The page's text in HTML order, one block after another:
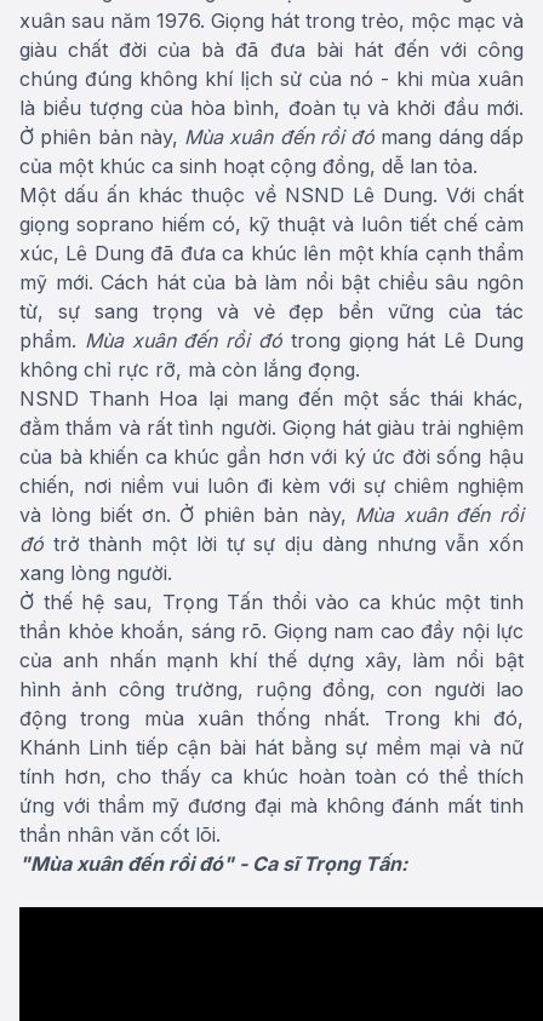
xuân sau năm 1976. Giọng hát trong trẻo, mộc mạc và
giàu chất đời của bà đã đưa bài hát đến với công
chúng đúng không khí lịch sử của nó - khi mùa xuân
là biểu tượng của hòa bình, đoàn tụ và khởi đầu mới.
Ở phiên bản này, Mùa xuân đến rồi đó mang dáng dấp
của một khúc ca sinh hoạt cộng đồng, dễ lan tỏa.
Một dấu ấn khác thuộc về NSND Lê Dung. Với chất
giọng soprano hiếm có, kỹ thuật và luôn tiết chế cảm
xúc, Lê Dung đã đưa ca khúc lên một khía cạnh thẩm
mỹ mới. Cách hát của bà làm nổi bật chiều sâu ngôn
từ, sự sang trọng và vẻ đẹp bền vững của tác
phẩm. Mùa xuân đến rồi đó trong giọng hát Lê Dung
không chỉ rực rỡ, mà còn lắng đọng.
NSND Thanh Hoa lại mang đến một sắc thái khác,
đằm thắm và rất tình người. Giọng hát giàu trải nghiệm
của bà khiến ca khúc gần hơn với ký ức đời sống hậu
chiến, nơi niềm vui luôn đi kèm với sự chiêm nghiệm
và lòng biết ơn. Ở phiên bản này, Mùa xuân đến rồi
đó trở thành một lời tự sự dịu dàng nhưng vẫn xốn
xang lòng người.
Ở thế hệ sau, Trọng Tấn thổi vào ca khúc một tinh
thần khỏe khoắn, sáng rõ. Giọng nam cao đầy nội lực
của anh nhấn mạnh khí thế dựng xây, làm nổi bật
hình ảnh công trường, ruộng đồng, con người lao
động trong mùa xuân thống nhất. Trong khi đó,
Khánh Linh tiếp cận bài hát bằng sự mềm mại và nữ
tính hơn, cho thấy ca khúc hoàn toàn có thể thích
ứng với thẩm mỹ đương đại mà không đánh mất tinh
thần nhân văn cốt lõi.
"Mùa xuân đến rồi đó" - Ca sĩ Trọng Tấn: